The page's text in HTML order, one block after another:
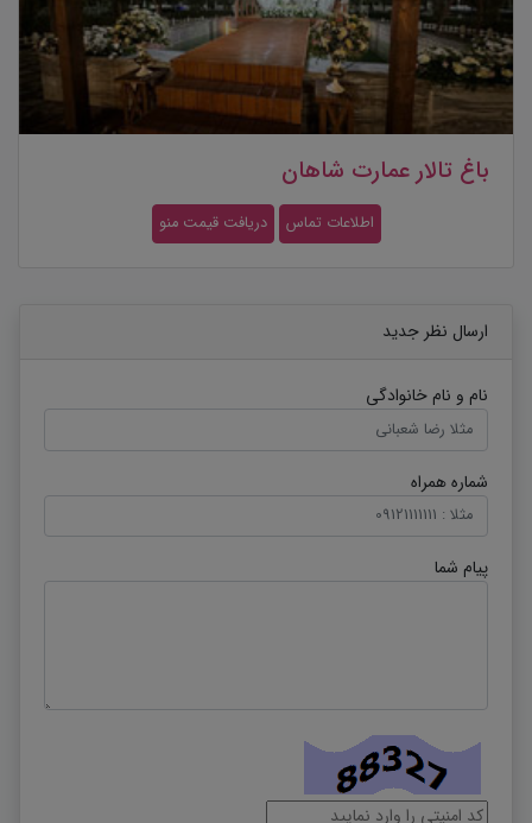
باغ تالار کوروش کبیر
اطلاعات تماس دریافت قیمت منو
ارسال نظر جدید
نام و نام خانوادگی
شماره همراه
پیام شما